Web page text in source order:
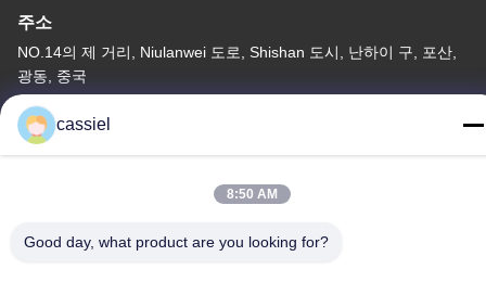
주소
NO.14의 제 거리, Niulanwei 도로, Shishan 도시, 난하이 구, 포산,
광동, 중국
전화
86-139-2915-0962
cassiel
8:50 AM
Good day, what product are you looking for?